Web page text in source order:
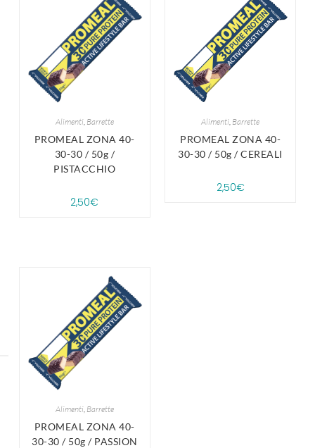
Alimenti, Barrette
PROMEAL ZONA 40-
30-30 / 50g /
PISTACCHIO
2,50€
Alimenti Barrette
PROMEAL ZONA 40-
30-30 / 50g / CEREALI
2,50€
Alimenti, Barrette
PROMEAL ZONA 40-
30-30 / 50g / PASSION